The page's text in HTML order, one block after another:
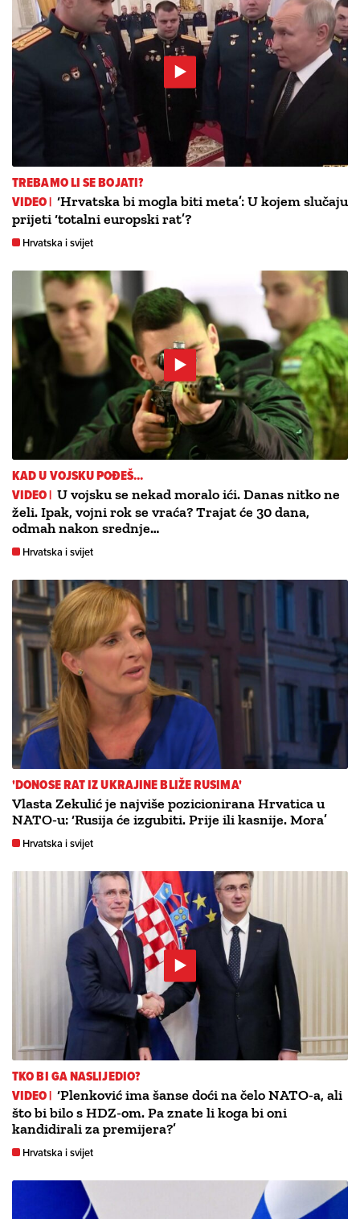
TREBAMO LI SE BOJATI?
VIDEO | ‘Hrvatska bi mogla biti meta’: U kojem slučaju
prijeti ‘totalni europski rat’?
Hrvatska i svijet
KAD U VOJSKU POĐEŠ...
VIDEO | U vojsku se nekad moralo ići. Danas nitko ne
želi. Ipak, vojni rok se vraća? Trajat će 30 dana,
odmah nakon srednje…
Hrvatska i svijet
'DONOSE RAT IZ UKRAJINE BLIŽE RUSIMA'
Vlasta Zekulić je najviše pozicionirana Hrvatica u
NATO-u: ‘Rusija će izgubiti. Prije ili kasnije. Mora’
Hrvatska i svijet
TKO BI GA NASLIJEDIO?
VIDEO | ‘Plenković ima šanse doći na čelo NATO-a, ali
što bi bilo s HDZ-om. Pa znate li koga bi oni
kandidirali za premijera?’
Hrvatska i svijet